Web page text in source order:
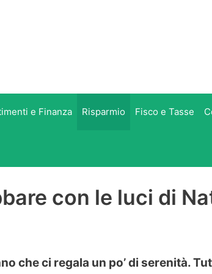
e Finanza Risparmio Fisco e Tasse
con le luci di
che ci regala un po’ di serenità.